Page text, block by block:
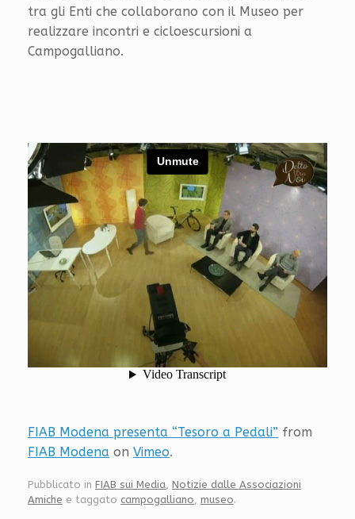
tra gli Enti che collaborano con il Museo per
realizzare incontri e cicloescursioni a
Campogalliano.
FIAB Modena presenta “Tesoro a Pedali” from
FIAB Modena on Vimeo.
Pubblicato in FIAB sui Media, Notizie dalle Associazioni
Amiche e taggato campogalliano, museo.